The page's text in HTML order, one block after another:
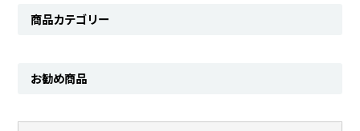
商品カテゴリー
お勧め商品